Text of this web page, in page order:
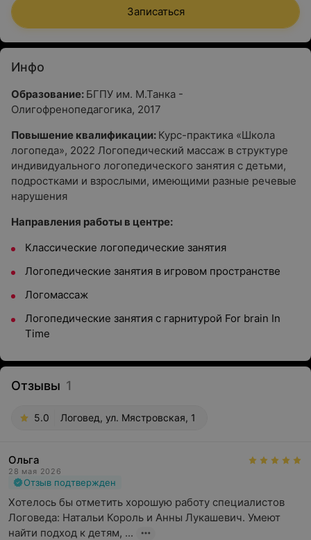
Записаться
Инфо
Образование: БГПУ им. М.Танка -
Олигофренопедагогика, 2017
Повышение квалификации: Курс-практика «Школа
логопеда», 2022 Логопедический массаж в структуре
индивидуального логопедического занятия с детьми,
подростками и взрослыми, имеющими разные речевые
нарушения
Направления работы в центре:
Классические логопедические занятия
Логопедические занятия в игровом пространстве
Логомассаж
Логопедические занятия с гарнитурой For brain In
Time
Отзывы 1
5.0 Логовед, ул. Мястровская, 1
Ольга
28 мая 2026
Отзыв подтвержден
Хотелось бы отметить хорошую работу специалистов
Логоведа: Натальи Король и Анны Лукашевич. Умеют
найти подход к детям, ...